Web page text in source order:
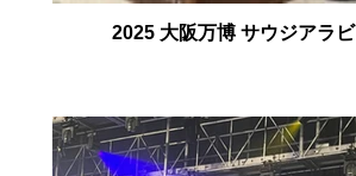
2025 大阪万博 サウジアラ